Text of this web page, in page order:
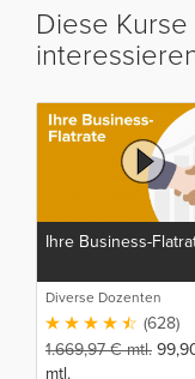
Diese
Ihre Business-
Diverse Dozenten
(628)
1.669,97€mtl.
mtl.